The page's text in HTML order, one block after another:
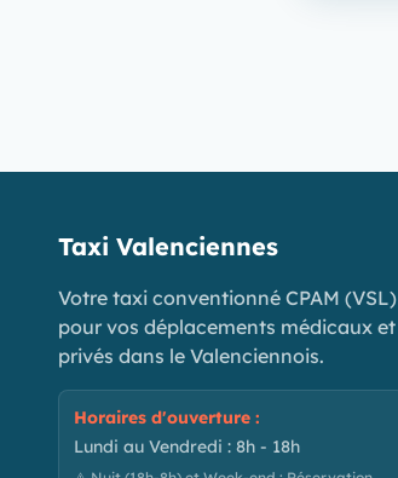
Taxi Valenciennes
Votre taxi conventionné CPAM (VSL)
pour vos déplacements médicaux et
privés dans le Valenciennois.
Horaires d'ouverture :
Lundi au Vendredi : 8h - 18h